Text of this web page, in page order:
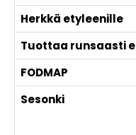
Herkkä etyleenille
Tuottaa runsaasti
FODMAP
Sesonki